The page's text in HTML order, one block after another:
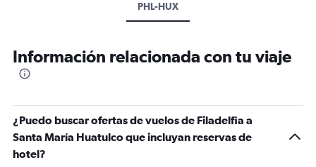
PHL-HUX
Información relacionada con tu viaje
¿Puedo buscar ofertas de vuelos de Filadelfia a
Santa María Huatulco que incluyan reservas de
hotel?